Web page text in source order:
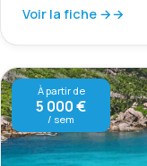
Voir la fiche →
À partir de
5 000 €
/ sem